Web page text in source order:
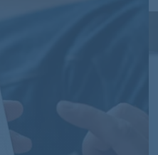
BAUKNECHT
BAUKNECHT